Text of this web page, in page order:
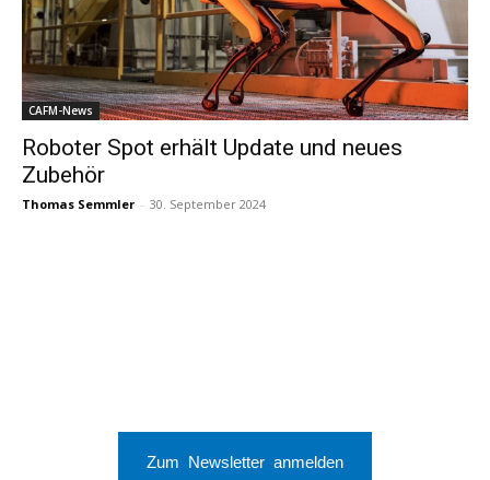
CAFM-News
Roboter Spot erhält Update und neues
Zubehör
Thomas Semmler - 30. September 2024
Zum Newsletter anmelden